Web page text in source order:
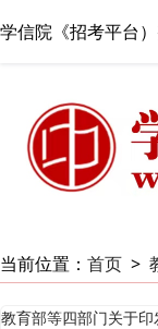
学信院《招考平台
当前位置： 首页 >
教育部等四部门关于